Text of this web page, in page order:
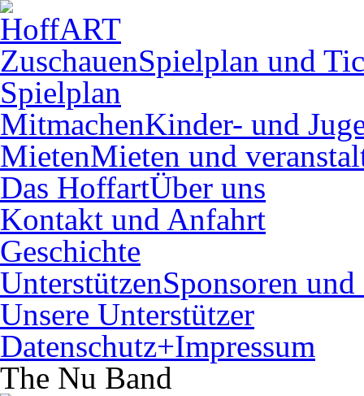
ZuschauenSpielplan und
Spielplan
MitmachenKinder- und
MietenMieten und
Das HoffartÜber uns
Kontakt und Anfahrt
Geschichte
UnterstützenSponsoren
Unsere Unterstützer
Datenschutz+Impressum
The Nu Band